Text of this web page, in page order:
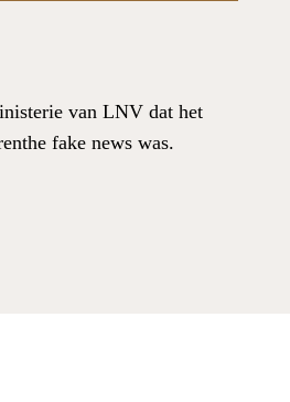
van LNV dat het
fake news was.